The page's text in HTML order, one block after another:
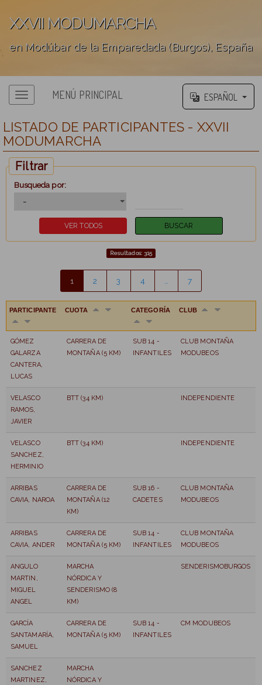
XXVII MODUMARCHA
en Modúbar de la Emparedada (Burgos), España
';
MENÚ PRINCIPAL ESPAÑOL
LISTADO DE PARTICIPANTES - XXVII
MODUMARCHA
Filtrar
Busqueda por:
Resultados: 315
1 2 3 4 7
PARTICIPANTE CUOTA CATEGORÍA CLUB
GÓMEZ
GALARZA
CANTERA,
LUCAS
CARRERA DE
MONTAÑA (5 KM)
SUB 14 -
INFANTILES
CLUB MONTAÑA
MODUBEOS
VELASCO
RAMOS,
JAVIER
BTT (34 KM) INDEPENDIENTE
VELASCO
SANCHEZ,
HERMINIO
BTT (34 KM) INDEPENDIENTE
ARRIBAS
CAVIA, NAROA
CARRERA DE
MONTAÑA (12
KM)
SUB 16 -
CADETES
CLUB MONTAÑA
MODUBEOS
ARRIBAS
CAVIA, ANDER
CARRERA DE
MONTAÑA (5 KM)
SUB 14 -
INFANTILES
CLUB MONTAÑA
MODUBEOS
ANGULO
MARTIN,
MIGUEL
ANGEL
MARCHA
NÓRDICA Y
SENDERISMO (8
KM)
SENDERISMOBURGOS
GARCÍA
SANTAMARÍA,
SAMUEL
CARRERA DE
MONTAÑA (5 KM)
SUB 14 -
INFANTILES
CM MODUBEOS
SANCHEZ
MARTINEZ,
MARCHA
NÓRDICA Y